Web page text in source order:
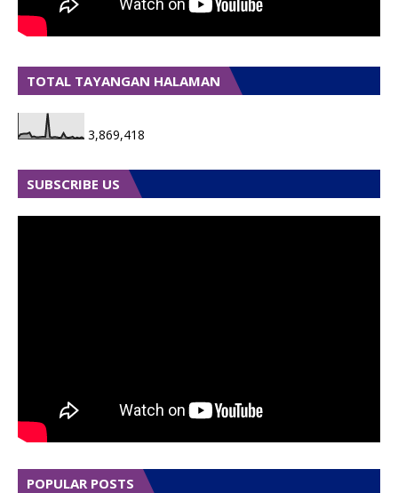
TOTAL TAYANGAN HALAMAN
3,869,418
SUBSCRIBE US
POPULAR POSTS